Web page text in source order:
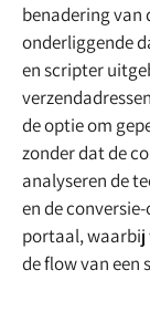
benadering van
onderliggende
en scripter
de optie om
zonder dat de
analyseren de
en de
portaal, waarbij
de flow van een